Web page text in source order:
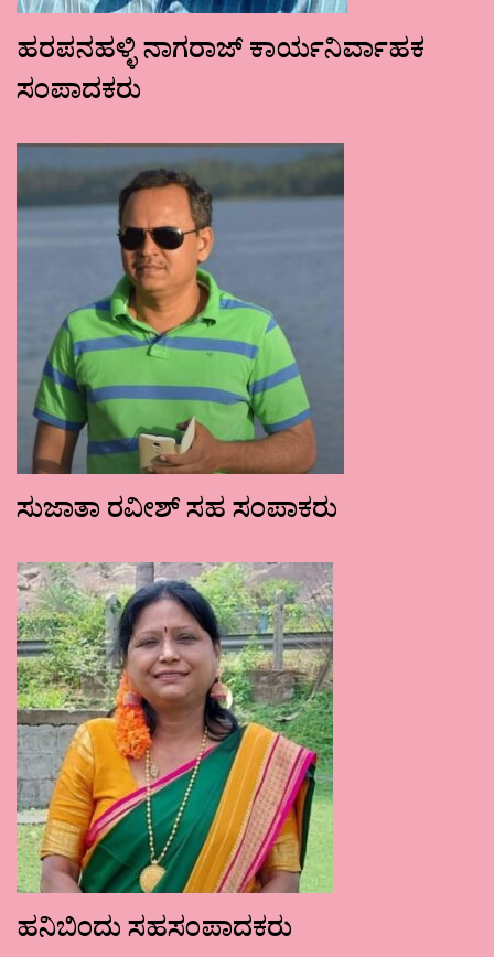
ಹರಪನಹಳ್ಳಿ ನಾಗರಾಜ್ ಕಾರ್ಯನಿರ್ವಾಹಕ
ಸಂಪಾದಕರು
ಸುಜಾತಾ ರವೀಶ್ ಸಹ ಸಂಪಾಕರು
ಹನಿಬಿಂದು ಸಹಸಂಪಾದಕರು